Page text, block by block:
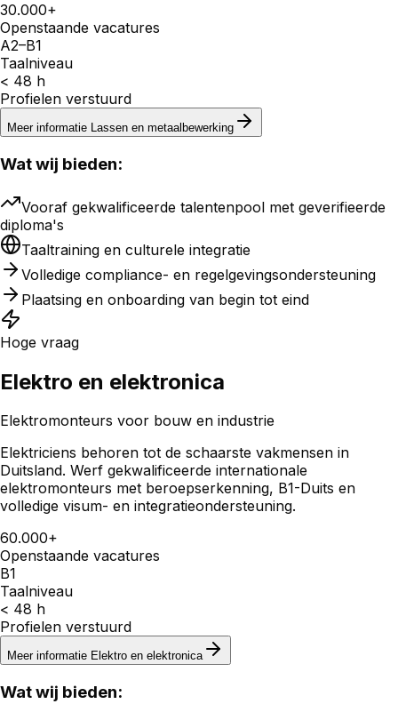
30.000+
Openstaande vacatures
A2–B1
Taalniveau
< 48 h
Profielen verstuurd
Meer informatie Lassen en metaalbewerking
Wat wij bieden:
Vooraf gekwalificeerde talentenpool met geverifieerde
diploma's
Taaltraining en culturele integratie
Volledige compliance- en regelgevingsondersteuning
Plaatsing en onboarding van begin tot eind
Hoge vraag
Elektro en elektronica
Elektromonteurs voor bouw en industrie
Elektriciens behoren tot de schaarste vakmensen in
Duitsland. Werf gekwalificeerde internationale
elektromonteurs met beroepserkenning, B1-Duits en
volledige visum- en integratieondersteuning.
60.000+
Openstaande vacatures
B1
Taalniveau
< 48 h
Profielen verstuurd
Meer informatie Elektro en elektronica
Wat wij bieden: